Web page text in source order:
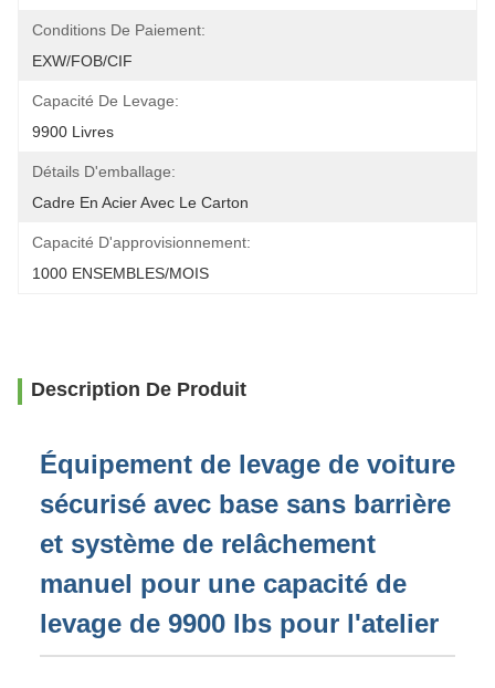
Conditions De Paiement:
EXW/FOB/CIF
Capacité De Levage:
9900 Livres
Détails D'emballage:
Cadre En Acier Avec Le Carton
Capacité D'approvisionnement:
1000 ENSEMBLES/MOIS
Description De Produit
Équipement de levage de voiture
sécurisé avec base sans barrière
et système de relâchement
manuel pour une capacité de
levage de 9900 lbs pour l'atelier